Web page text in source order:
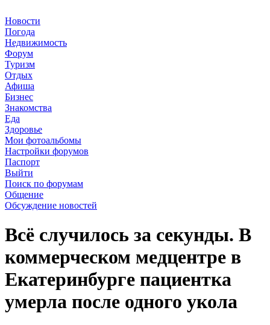
Новости
Погода
Недвижимость
Форум
Туризм
Отдых
Афиша
Бизнес
Знакомства
Еда
Здоровье
Мои фотоальбомы
Настройки форумов
Паспорт
Выйти
Поиск по форумам
Общение
Обсуждение новостей
Всё случилось за секунды. В
коммерческом медцентре в
Екатеринбурге пациентка
умерла после одного укола